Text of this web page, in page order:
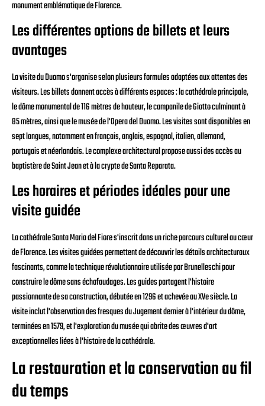
monument emblématique de Florence.
Les différentes options de billets et leurs
avantages
La visite du Duomo s'organise selon plusieurs formules adaptées aux attentes des
visiteurs. Les billets donnent accès à différents espaces : la cathédrale principale,
le dôme monumental de 116 mètres de hauteur, le campanile de Giotto culminant à
85 mètres, ainsi que le musée de l'Opera del Duomo. Les visites sont disponibles en
sept langues, notamment en français, anglais, espagnol, italien, allemand,
portugais et néerlandais. Le complexe architectural propose aussi des accès au
baptistère de Saint Jean et à la crypte de Santa Reparata.
Les horaires et périodes idéales pour une
visite guidée
La cathédrale Santa Maria del Fiore s'inscrit dans un riche parcours culturel au cœur
de Florence. Les visites guidées permettent de découvrir les détails architecturaux
fascinants, comme la technique révolutionnaire utilisée par Brunelleschi pour
construire le dôme sans échafaudages. Les guides partagent l'histoire
passionnante de sa construction, débutée en 1296 et achevée au XVe siècle. La
visite inclut l'observation des fresques du Jugement dernier à l'intérieur du dôme,
terminées en 1579, et l'exploration du musée qui abrite des œuvres d'art
exceptionnelles liées à l'histoire de la cathédrale.
La restauration et la conservation au fil
du temps